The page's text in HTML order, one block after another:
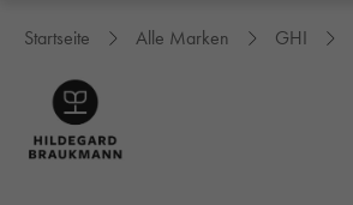
Startseite Alle Marken GHI